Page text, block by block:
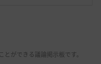
ができる議論掲示板です。